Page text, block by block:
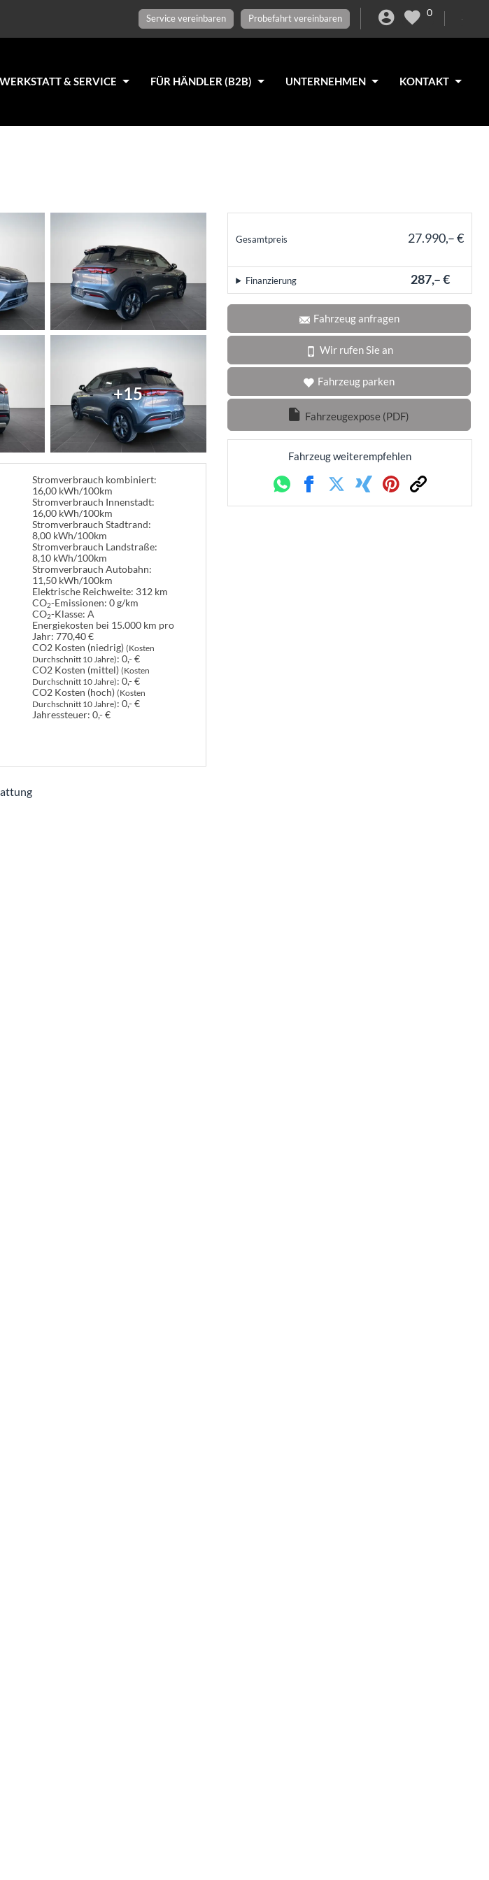
Service vereinbaren Probefahrt vereinbaren
0
WERKSTATT & SERVICE FÜR HÄNDLER (B2B) UNTERNEHMEN KONTAKT
Gesamtpreis 27.990,– €
287,– €
Finanzierung
Fahrzeug anfragen
Wir rufen Sie an
Fahrzeug parken
Fahrzeugexpose (PDF)
Fahrzeug weiterempfehlen
WhatsappFacebookTwitterXing PinterestLink
+15
Stromverbrauch kombiniert:
16,00 kWh/100km
Stromverbrauch Innenstadt:
16,00 kWh/100km
Stromverbrauch Stadtrand:
8,00 kWh/100km
Stromverbrauch Landstraße:
8,10 kWh/100km
Stromverbrauch Autobahn:
11,50 kWh/100km
Elektrische Reichweite: 312 km
CO2-Emissionen: 0 g/km
CO2-Klasse: A
Energiekosten bei 15.000 km pro
Jahr: 770,40 €
CO2 Kosten (niedrig)(Kosten
Durchschnitt 10 Jahre): 0,- €
CO2 Kosten (mittel)(Kosten
Durchschnitt 10 Jahre): 0,- €
CO2 Kosten (hoch)(Kosten
Durchschnitt 10 Jahre): 0,- €
Jahressteuer: 0,- €